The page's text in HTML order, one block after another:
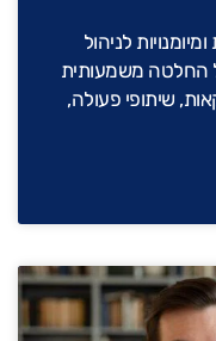
לניהול
החלטה משמעותית
שיתופי פעולה,